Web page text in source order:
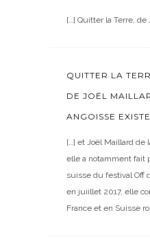
[…] Quitter la Terre, de
QUITTER LA
DE JOËL
ANGOISSE
[…] et Joël Maillard de
elle a notamment fait
suisse du festival Off
en juiillet 2017, elle
France et en Suisse